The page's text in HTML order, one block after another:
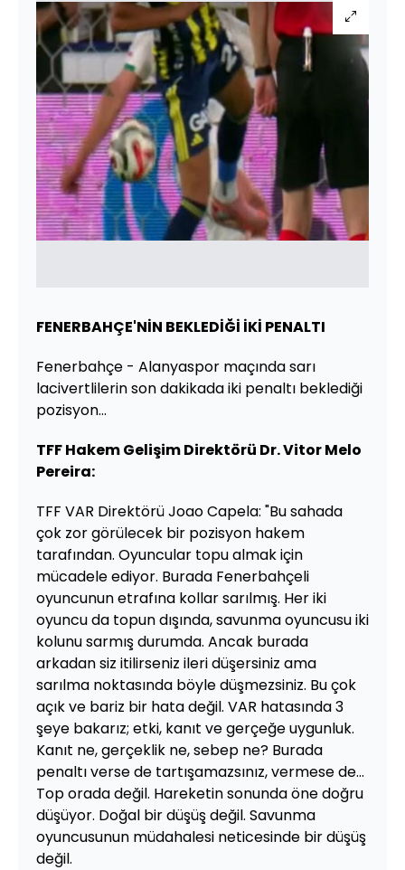
FENERBAHÇE'NİN BEKLEDİĞİ İKİ PENALTI
Fenerbahçe - Alanyaspor maçında sarı
lacivertlilerin son dakikada iki penaltı beklediği
pozisyon...
TFF Hakem Gelişim Direktörü Dr. Vitor Melo
Pereira:
TFF VAR Direktörü Joao Capela: "Bu sahada
çok zor görülecek bir pozisyon hakem
tarafından. Oyuncular topu almak için
mücadele ediyor. Burada Fenerbahçeli
oyuncunun etrafına kollar sarılmış. Her iki
oyuncu da topun dışında, savunma oyuncusu iki
kolunu sarmış durumda. Ancak burada
arkadan siz itilirseniz ileri düşersiniz ama
sarılma noktasında böyle düşmezsiniz. Bu çok
açık ve bariz bir hata değil. VAR hatasında 3
şeye bakarız; etki, kanıt ve gerçeğe uygunluk.
Kanıt ne, gerçeklik ne, sebep ne? Burada
penaltı verse de tartışamazsınız, vermese de...
Top orada değil. Hareketin sonunda öne doğru
düşüyor. Doğal bir düşüş değil. Savunma
oyuncusunun müdahalesi neticesinde bir düşüş
değil.